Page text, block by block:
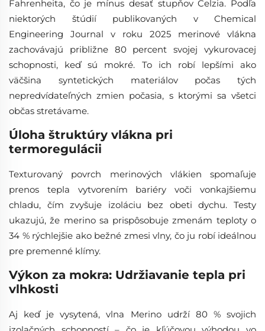
Fahrenheita, čo je mínus desať stupňov Celzia. Podľa
niektorých štúdií publikovaných v Chemical
Engineering Journal v roku 2025 merinové vlákna
zachovávajú približne 80 percent svojej vykurovacej
schopnosti, keď sú mokré. To ich robí lepšími ako
väčšina syntetických materiálov počas tých
nepredvídateľných zmien počasia, s ktorými sa všetci
občas stretávame.
Úloha štruktúry vlákna pri
termoregulácii
Texturovaný povrch merinových vlákien spomaľuje
prenos tepla vytvorením bariéry voči vonkajšiemu
chladu, čím zvyšuje izoláciu bez obeti dychu. Testy
ukazujú, že merino sa prispôsobuje zmenám teploty o
34 % rýchlejšie ako bežné zmesi vlny, čo ju robí ideálnou
pre premenné klímy.
Výkon za mokra: Udržiavanie tepla pri
vlhkosti
Aj keď je vysytená, vlna Merino udrží 80 % svojich